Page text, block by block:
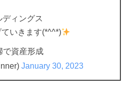
ィングス
いきます(*^^*)
資産形成
January 30, 2023